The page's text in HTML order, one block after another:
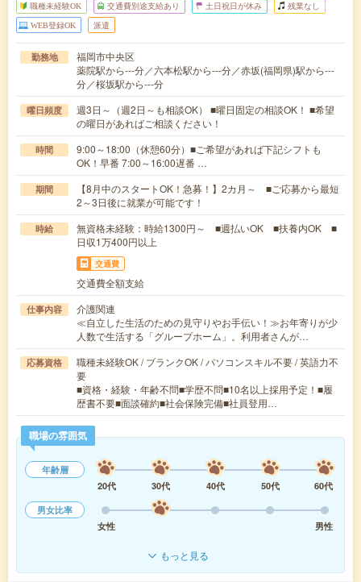
職種未経験OK 交通費別途支給あり 土日祝日が休み 残業なし
WEB登録OK 派遣
勤務地
福岡市中央区
薬院駅から---分／六本松駅から---分／赤坂(福岡県)駅から---
分／桜坂駅から---分
曜日頻度
週3日～（週2日～も相談OK） ■曜日固定の相談OK！ ■希望
の曜日があればご相談ください！
時間
9:00～18:00（休憩60分）■ご希望があれば下記シフトも
OK！早番 7:00～16:00遅番 …
期間
【8月中のスタートOK！急募！】2カ月～ ■ご応募から最短
2～3日後に就業が可能です！
時給
無資格未経験：時給1300円～ ■週払いOK ■扶養内OK ■
日収1万400円以上
交通費
交通費全額支給
仕事内容
介護関連
≪自立した生活のための見守りやお手伝い！≫お年寄りが少
人数で生活する「グループホーム」。利用者さんが…
応募資格
職種未経験OK / ブランクOK / パソコンスキル不要 / 英語力不
要
■資格・経験・年齢不問■学歴不問■10名以上採用予定！■履
歴書不要■面談確約■社会保険完備■社員登用…
職場の雰囲気
年齢層
20代
30代 40代 50代
60代
男女比率
女性
男性
もっと見る